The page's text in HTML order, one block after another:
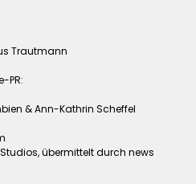
Trautmann
PR:
& Ann-Kathrin Scheffel
übermittelt durch news